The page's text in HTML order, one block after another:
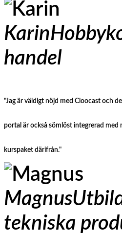
Karin
handel
"Jag är väldigt nöjd med Cloocast och
portal är också sömlöst integrerad med
kurspaket därifrån."
Magnus
tekniska